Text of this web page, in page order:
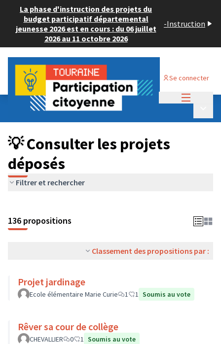
La phase d'instruction des projets du
budget participatif départemental
jeunesse 2026 est en cours : du 06 juillet
2026 au 11 octobre 2026
-Instruction
Se connecter
Budget Participatif JEUNESSE 2024
💡 Consulter les projets déposés
💡 Consulter les projets
déposés
Filtrer et rechercher
136 propositions
Classement des propositions par :
Projet jardinage
Ecole élémentaire Marie Curie 1 1 Soumis au vote
Rêver sa cour de collège
CHEVALLIER 0 1 Soumis au vote